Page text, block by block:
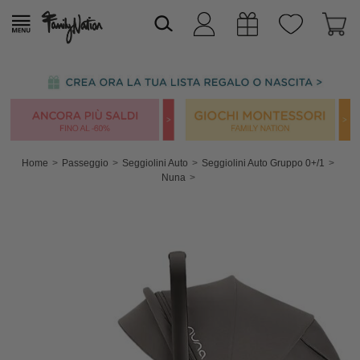
Home Passeggio Seggiolini Auto
Seggiolini Auto Gruppo 0+/1
Nuna